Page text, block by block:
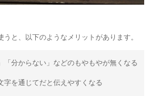
と、以下のようなメリットがあります。
「分からない」などのもやもやが無くなる
字を通じてだと伝えやすくなる